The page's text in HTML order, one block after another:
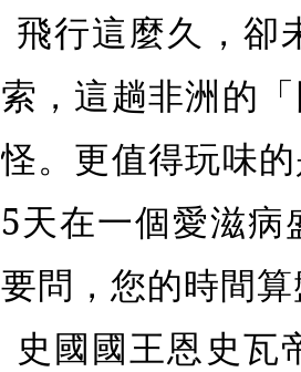
飛行這麼久，卻
索，這趟非洲的
怪。更值得玩味
5天在一個愛滋
要問，您的時間
史國國王恩史瓦